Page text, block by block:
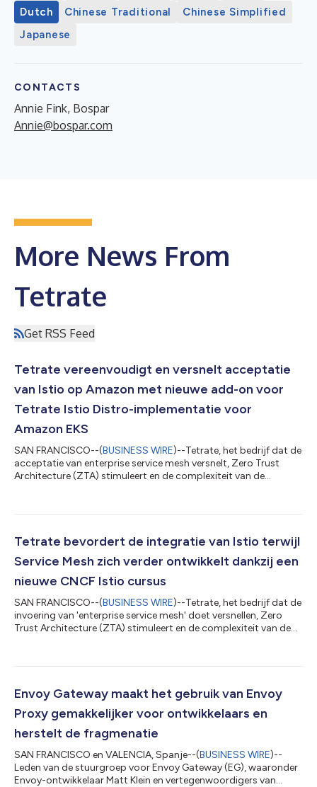
Dutch Chinese Traditional
Chinese Simplified
Japanese
CONTACTS
Annie Fink, Bospar
Annie@bospar.com
More News From
Tetrate
Get RSS Feed
Tetrate vereenvoudigt en versnelt acceptatie
van Istio op Amazon met nieuwe add-on voor
Tetrate Istio Distro-implementatie voor
Amazon EKS
SAN FRANCISCO--(BUSINESS WIRE)--Tetrate, het bedrijf dat de
acceptatie van enterprise service mesh versnelt, Zero Trust
Architecture (ZTA) stimuleert en de complexiteit van de
onlangs aangekondigd dat Tetrate Istio Distribution (TID) nu
EKS. TID van Tetrate is de eerste Istio-distro die beschikbaar is
om te worden geïmplementeerd met behulp van d...
Tetrate bevordert de integratie van Istio terwijl
Service Mesh zich verder ontwikkelt dankzij een
nieuwe CNCF Istio cursus
SAN FRANCISCO--(BUSINESS WIRE)--Tetrate, het bedrijf dat de
invoering van 'enterprise service mesh' doet versnellen, Zero
Trust Architecture (ZTA) stimuleert en de complexiteit van de
nieuwe officiële Istio training heeft ontwikkeld voor de Cloud
ecosystemen bouwt voor cloud-native software. Aangezien
Istio onlangs is opgenomen...
Envoy Gateway maakt het gebruik van Envoy
Proxy gemakkelijker voor ontwikkelaars en
herstelt de fragmenatie
SAN FRANCISCO en VALENCIA, Spanje--(BUSINESS WIRE)--
Leden van de stuurgroep voor Envoy Gateway (EG), waaronder
Envoy-ontwikkelaar Matt Klein en vertegenwoordigers van